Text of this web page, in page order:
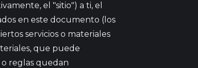
el "sitio") a ti, el
en este documento (los
servicios o materiales
que puede
o reglas quedan